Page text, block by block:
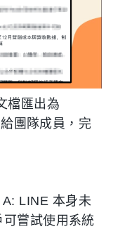
檔匯出為
團隊成員，完
A: LINE 本身未
嘗試使用系統